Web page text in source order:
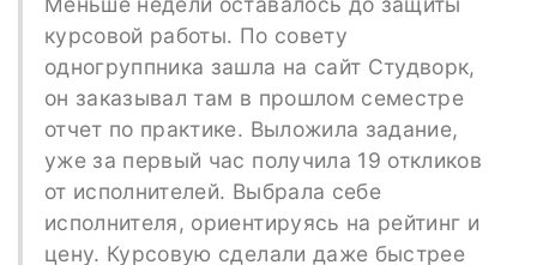
курсовой работы. По совету
одногруппника зашла на сайт Студворк,
он заказывал там в прошлом семестре
отчет по практике. Выложила задание,
уже за первый час получила 19 откликов
от исполнителей. Выбрала себе
исполнителя, ориентируясь на рейтинг и
цену. Курсовую сделали даже быстрее